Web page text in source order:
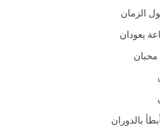
الزمان
يعودان
بالدوران